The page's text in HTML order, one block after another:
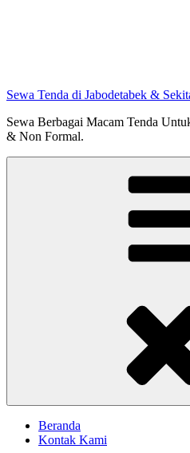
Sewa Tenda di Jabodetabek &
Sewa Berbagai Macam Tenda
& Non Formal.
Beranda
Kontak Kami